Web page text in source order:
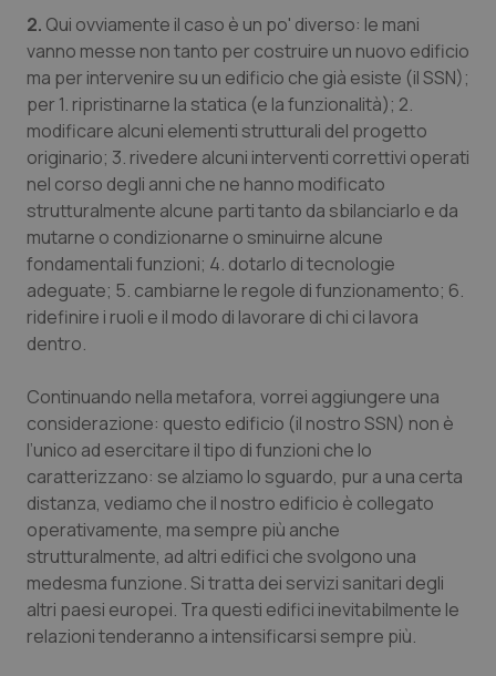
Valle D’Aosta
Veneto
Oncodermatologia
Oncoematologia
Oncologia & Nutrizione
Psoriasi & pelle
Quotidiano Cardiologia
Quotidiano Chirurgia
Quotidiano Oncologia
Quotidiano Pediatria
Rene & patologie urogenitali
Salute orale & impianti
Sangue & coagulazione
2. Qui ovviamente il caso è un po' diverso: le mani
vanno messe non tanto per costruire un nuovo edificio
ma per intervenire su un edificio che già esiste (il SSN);
per 1. ripristinarne la statica (e la funzionalità); 2.
modificare alcuni elementi strutturali del progetto
originario; 3. rivedere alcuni interventi correttivi operati
nel corso degli anni che ne hanno modificato
strutturalmente alcune parti tanto da sbilanciarlo e da
mutarne o condizionarne o sminuirne alcune
fondamentali funzioni; 4. dotarlo di tecnologie
adeguate; 5. cambiarne le regole di funzionamento; 6.
ridefinire i ruoli e il modo di lavorare di chi ci lavora
dentro.
Continuando nella metafora, vorrei aggiungere una
considerazione: questo edificio (il nostro SSN) non è
l’unico ad esercitare il tipo di funzioni che lo
caratterizzano: se alziamo lo sguardo, pur a una certa
distanza, vediamo che il nostro edificio è collegato
operativamente, ma sempre più anche
strutturalmente, ad altri edifici che svolgono una
medesma funzione. Si tratta dei servizi sanitari degli
altri paesi europei. Tra questi edifici inevitabilmente le
relazioni tenderanno a intensificarsi sempre più.